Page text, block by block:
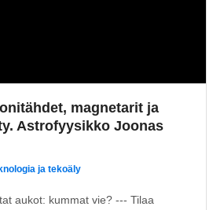
magnetarit ja
Astrofyysikko Joonas
ja tekoäly
aukot: kummat vie? --- Tilaa